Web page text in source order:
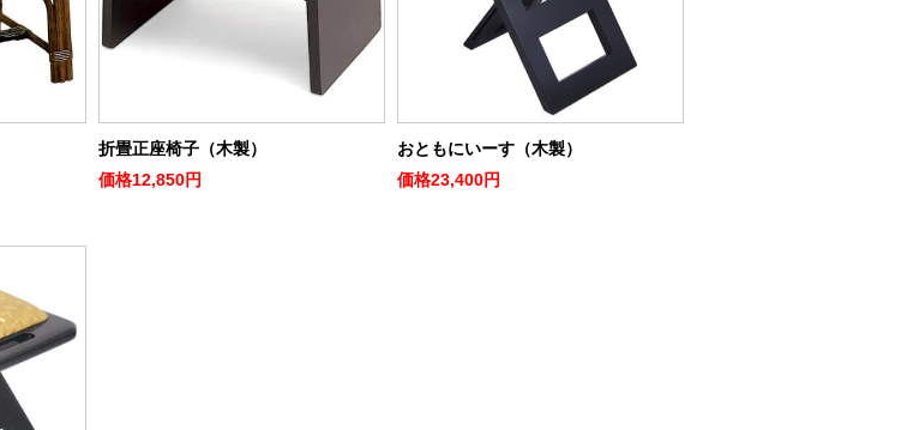
折畳正座椅子（木製）
価格12,850円
おともにいーす（木製）
価格23,400円